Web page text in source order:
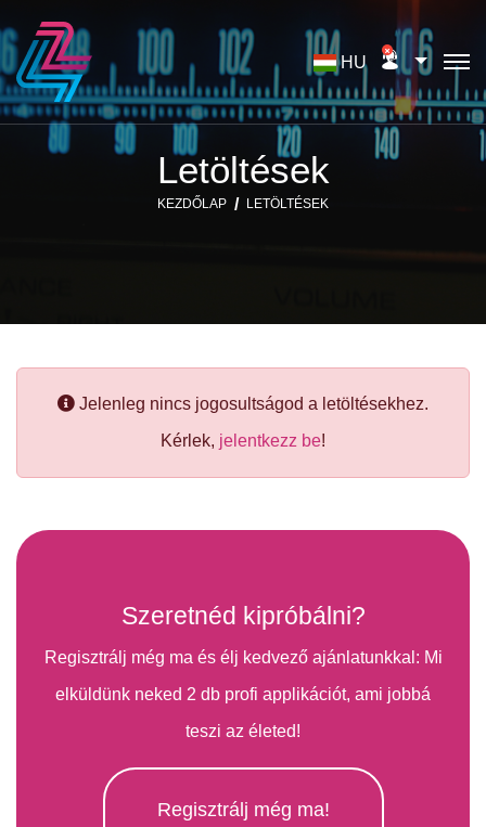
HU
Letöltések
KEZDŐLAP LETÖLTÉSEK
Jelenleg nincs jogosultságod a letöltésekhez.
Kérlek, jelentkezz be!
Szeretnéd kipróbálni?
Regisztrálj még ma és élj kedvező ajánlatunkkal: Mi
elküldünk neked 2 db profi applikációt, ami jobbá
teszi az életed!
Regisztrálj még ma!